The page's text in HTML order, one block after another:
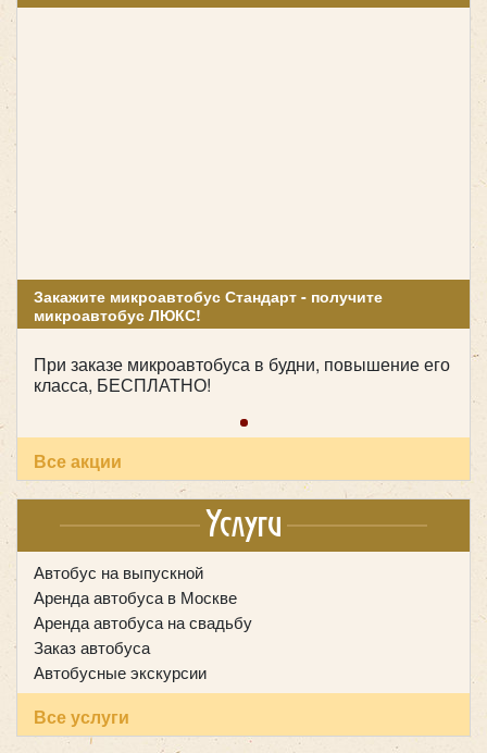
Закажите микроавтобус Стандарт - получите
микроавтобус ЛЮКС!
При заказе микроавтобуса в будни, повышение его
класса, БЕСПЛАТНО!
Все акции
Услуги
Автобус на выпускной
Аренда автобуса в Москве
Аренда автобуса на свадьбу
Заказ автобуса
Автобусные экскурсии
Все услуги
Цена от:2700 руб/час
Mercedes-Benz Tourismo 49+1 мест
Количество мест:50
Цена от:2800 руб/час